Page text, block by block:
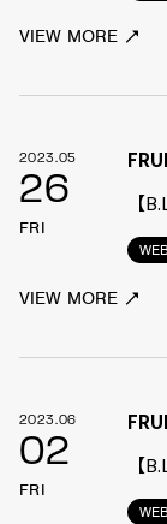
VIEW MORE
2023.05
26
FRI
【
VIEW MORE
2023.06
02
FRI
【